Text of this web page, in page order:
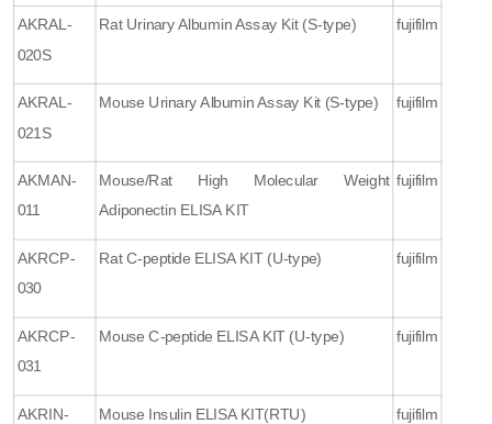
AKRAL-
020S
Rat Urinary Albumin Assay Kit (S-type) fujifilm
AKRAL-
021S
Mouse Urinary Albumin Assay Kit (S-type) fujifilm
AKMAN-
011
Mouse/Rat High Molecular Weight
Adiponectin ELISA KIT
fujifilm
AKRCP-
030
Rat C-peptide ELISA KIT (U-type) fujifilm
AKRCP-
031
Mouse C-peptide ELISA KIT (U-type) fujifilm
AKRIN-
Mouse Insulin ELISA KIT(RTU) fujifilm